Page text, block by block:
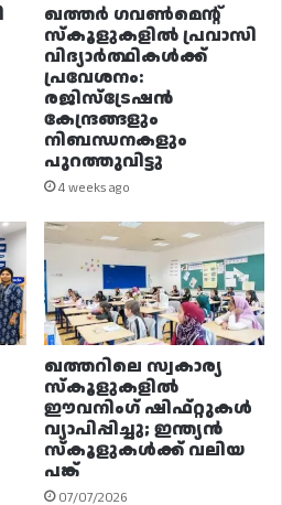
ഖത്തർ ഗവൺമെന്റ്
സ്കൂളുകളിൽ പ്രവാസി
വിദ്യാർത്ഥികൾക്ക്
പ്രവേശനം:
രജിസ്ട്രേഷൻ
കേന്ദ്രങ്ങളും
നിബന്ധനകളും
പുറത്തുവിട്ടു
4 weeks ago
ഖത്തറിലെ സ്വകാര്യ
സ്കൂളുകളിൽ
ഈവനിംഗ് ഷിഫ്റ്റുകൾ
വ്യാപിപ്പിച്ചു; ഇന്ത്യൻ
സ്കൂളുകൾക്ക് വലിയ
പങ്ക്
07/07/2026